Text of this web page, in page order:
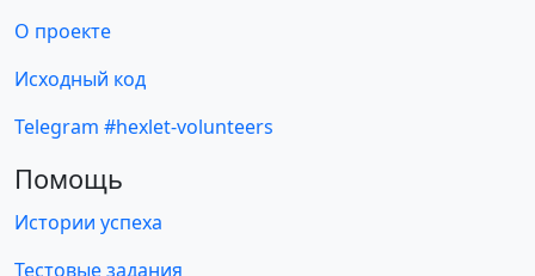
О проекте
Исходный код
Telegram #hexlet-volunteers
Помощь
Истории успеха
Тестовые задания